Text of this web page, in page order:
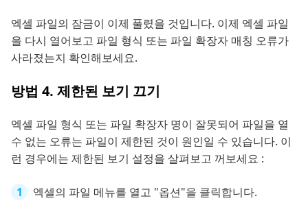
엑셀 파일의 잠금이 이제 풀렸을 것입니다. 이제 엑셀 파일
을 다시 열어보고 파일 형식 또는 파일 확장자 매칭 오류가
사라졌는지 확인해보세요.
방법 4. 제한된 보기 끄기
엑셀 파일 형식 또는 파일 확장자 명이 잘못되어 파일을 열
수 없는 오류는 파일이 제한된 것이 원인일 수 있습니다. 이
런 경우에는 제한된 보기 설정을 살펴보고 꺼보세요 :
엑셀의 파일 메뉴를 열고 "옵션"을 클릭합니다.